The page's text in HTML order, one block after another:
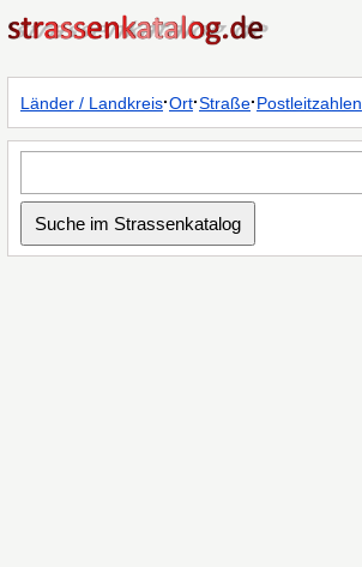
Länder / Landkreis·Ort·Straße·Postleitzahlen